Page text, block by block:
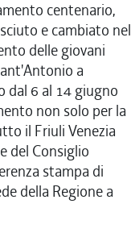
centenario,
e cambiato nel
delle giovani
a
dal 6 al 14 giugno
non solo per la
il Friuli Venezia
del Consiglio
stampa di
della Regione a